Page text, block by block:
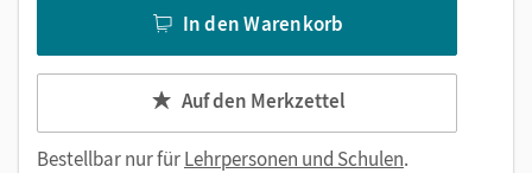
In den Warenkorb
Auf den Merkzettel
Bestellbar nur fürLehrpersonen und Schulen.